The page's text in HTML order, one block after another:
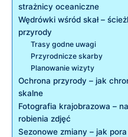
strażnicy oceaniczne
Wędrówki wśród skał –
przyrody
Trasy godne uwagi
Przyrodnicze skarby
Planowanie wizyty
Ochrona przyrody – jak
skalne
Fotografia krajobrazowa –
robienia zdjęć
Sezonowe zmiany – jak